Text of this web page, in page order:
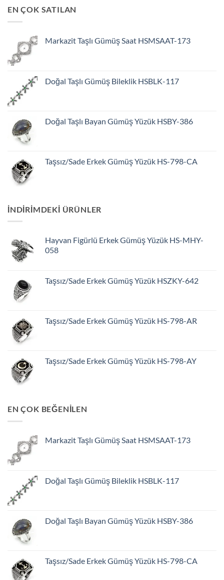
EN ÇOK SATILAN
Markazit Taşlı Gümüş Saat HSMSAAT-173
Doğal Taşlı Gümüş Bileklik HSBLK-117
Doğal Taşlı Bayan Gümüş Yüzük HSBY-386
Taşsız/Sade Erkek Gümüş Yüzük HS-798-CA
INDIRIMDEKI ÜRÜNLER
Hayvan Figürlü Erkek Gümüş Yüzük HS-MHY-
058
Taşsız/Sade Erkek Gümüş Yüzük HSZKY-642
Taşsız/Sade Erkek Gümüş Yüzük HS-798-AR
Taşsız/Sade Erkek Gümüş Yüzük HS-798-AY
EN ÇOK BEĞENİLEN
Markazit Taşlı Gümüş Saat HSMSAAT-173
Doğal Taşlı Gümüş Bileklik HSBLK-117
Doğal Taşlı Bayan Gümüş Yüzük HSBY-386
Taşsız/Sade Erkek Gümüş Yüzük HS-798-CA